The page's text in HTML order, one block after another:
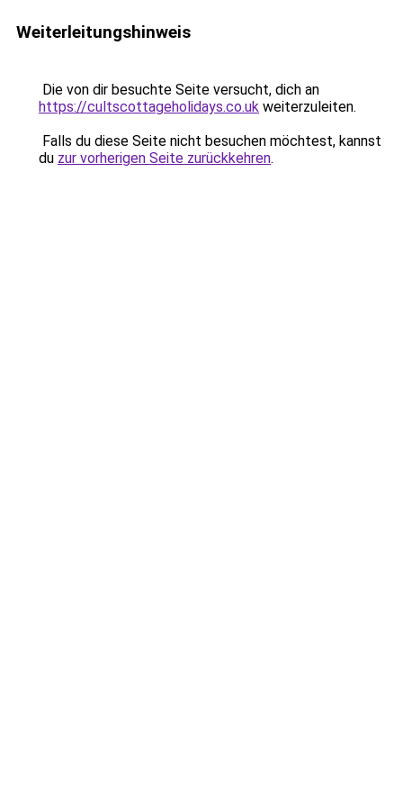
Weiterleitungshinweis
Die von dir besuchte Seite versucht, dich an
https://cultscottageholidays.co.uk weiterzuleiten.
Falls du diese Seite nicht besuchen möchtest, kannst
du zur vorherigen Seite zurückkehren.